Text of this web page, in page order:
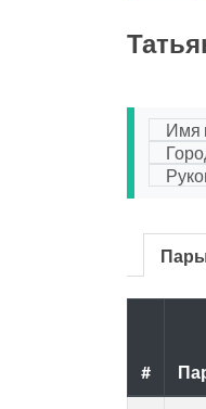
Имя
#